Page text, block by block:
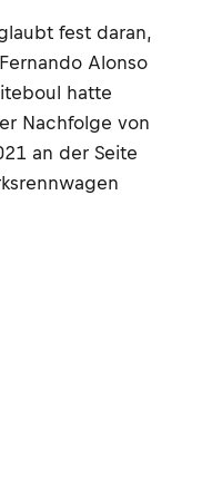
fest daran,
Alonso
hatte
Nachfolge von
an der Seite